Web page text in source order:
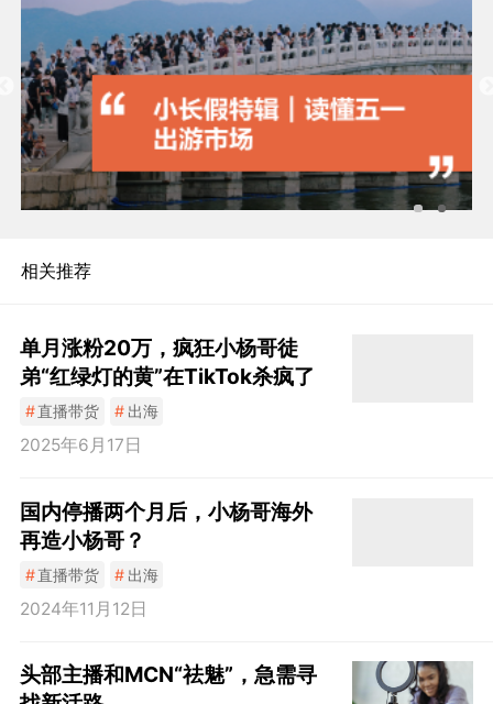
相关推荐
单月涨粉20万，疯狂小杨哥徒
弟“红绿灯的黄”在TikTok杀疯了
#直播带货 # 出海
2025年6月17日
国内停播两个月后，小杨哥海外
再造小杨哥？
#直播带货 # 出海
2024年11月12日
头部主播和MCN“祛魅”，急需寻